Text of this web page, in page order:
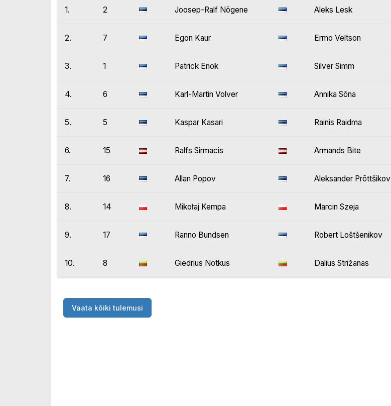
1. 2 Joosep-Ralf Nõgene Aleks Lesk
2. 7 Egon Kaur Ermo Veltson
3. 1 Patrick Enok Silver Simm
4. 6 Karl-Martin Volver Annika Sõna
5. 5 Kaspar Kasari Rainis Raidma
6. 15 Ralfs Sirmacis Armands Bite
7. 16 Allan Popov Aleksander Prõttšikov
8. 14 Mikołaj Kempa Marcin Szeja
9. 17 Ranno Bundsen Robert Loštšenikov
10. 8 Giedrius Notkus Dalius Strižanas
Vaata kõiki tulemusi